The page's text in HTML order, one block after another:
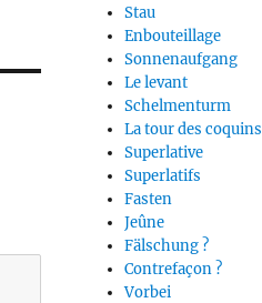
Stau
Enbouteillage
Sonnenaufgang
Le levant
Schelmenturm
La tour des coquins
Superlative
Superlatifs
Fasten
Jeûne
Fälschung ?
Contrefaçon ?
Vorbei